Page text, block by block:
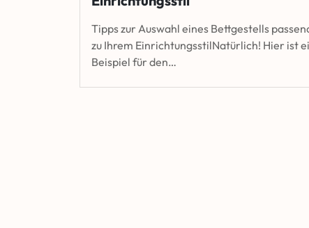
Tipps zur Auswahl eines Bettgestells
zu Ihrem EinrichtungsstilNatürlich! Hier ist
Beispiel für den…